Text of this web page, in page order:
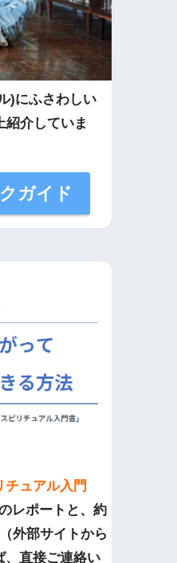
)にふさわしい
紹介していま
ガイド
チュアル入門
レポートと、約
外部サイトから
、直接ご連絡い